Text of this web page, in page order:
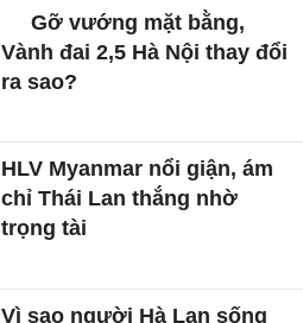
Gỡ vướng mặt bằng,
Vành đai 2,5 Hà Nội thay đổi
ra sao?
HLV Myanmar nổi giận, ám
chỉ Thái Lan thắng nhờ
trọng tài
Vì sao người Hà Lan sống